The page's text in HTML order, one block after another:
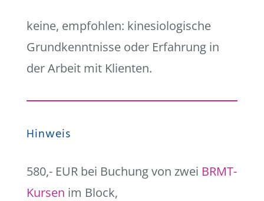
keine, empfohlen: kinesiologische
Grundkenntnisse oder Erfahrung in
der Arbeit mit Klienten.
Hinweis
580,- EUR bei Buchung von zwei BRMT-
Kursen im Block,